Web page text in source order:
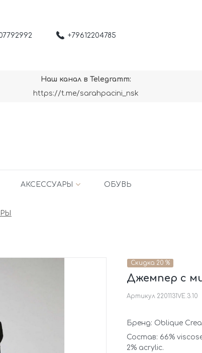
+79612204785
Наш канал в Telegramm:
https://t.me/sarahpacini_nsk
АКСЕССУАРЫ ОБУВЬ
Скидка 20 %
Артикул 2201131VE.3.10
Джемпер с
Бренд: Oblique
Состав: 66%
2% acrylic.